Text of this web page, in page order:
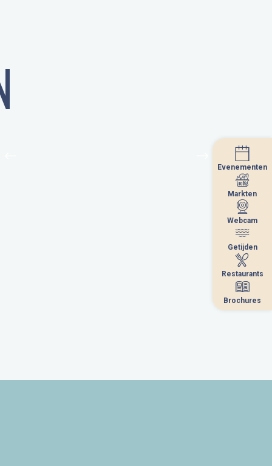
Evenementen
Markten
Webcam
Getijden
Restaurants
Brochures